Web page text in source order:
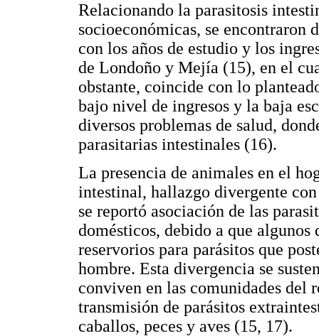
Relacionando la parasitosis
socioeconómicas, se
con los años de estudio y los
de Londoño y Mejía (15), en el
obstante, coincide con lo
bajo nivel de ingresos y la baja
diversos problemas de salud,
parasitarias intestinales (16).
La presencia de animales en el
intestinal, hallazgo divergente
se reportó asociación de las
domésticos, debido a que
reservorios para parásitos que
hombre. Esta divergencia se
conviven en las comunidades del
transmisión de parásitos
caballos, peces y aves (15, 17).